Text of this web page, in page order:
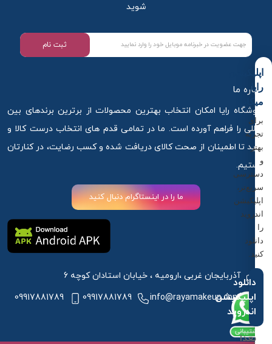
شوید
ثبت نام
درباره ما
فروشگاه رایا امکان انتخاب بهترین محصولات از برترین برندهای بین
المللی را فراهم آورده است. ما در تمامی قدم های انتخاب درست کالا و
خرید تا اطمینان از صحت کالای دریافت شده و کسب رضایت، در کنارتان
هستیم.
ما را در اینستاگرام دنبال کنید
آذربایجان غربی ،ارومیه ، خیابان استادان کوچه 6
info@rayamakeup.com
09917881789
09917881789
اپلیکیشن
رایا
میکاپ
برای
تجربه
بهتر
و
دسترسی
سریع‌تر،
اپلیکیشن
اندروید
را
دانلود
کنید.
دانلود
اپلیکیشن
اندروید
بعدا